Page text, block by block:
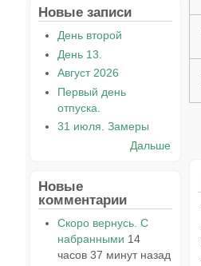
Новые записи
День второй
День 13.
Август 2026
Первый день
отпуска.
31 июля. Замеры
Дальше
Новые
комментарии
Скоро вернусь. С
набранными 14
часов 37 минут назад